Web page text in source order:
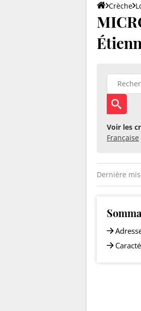
Crèche
Voir les
Française
Dernière